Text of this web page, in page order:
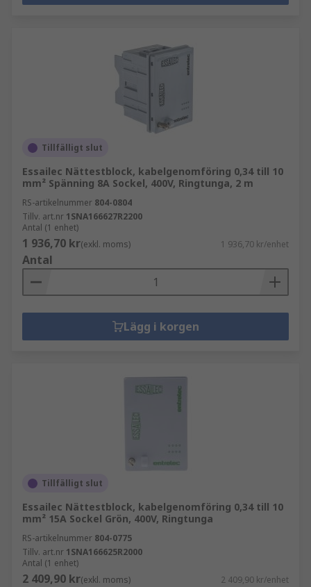
Tillfälligt slut
Essailec Nättestblock, kabelgenomföring 0,34 till 10
mm² Spänning 8A Sockel, 400V, Ringtunga, 2 m
RS-artikelnummer 804-0804
Tillv. art.nr 1SNA166627R2200
Antal (1 enhet)
1 936,70 kr(exkl. moms) 1 936,70 kr/enhet
Antal
Lägg i korgen
Tillfälligt slut
Essailec Nättestblock, kabelgenomföring 0,34 till 10
mm² 15A Sockel Grön, 400V, Ringtunga
RS-artikelnummer 804-0775
Tillv. art.nr 1SNA166625R2000
Antal (1 enhet)
2 409,90 kr(exkl. moms) 2 409,90 kr/enhet